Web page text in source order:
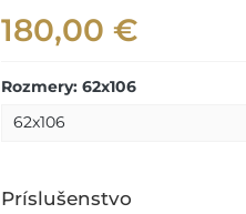
180,00 €
Rozmery: 62x106
Príslušenstvo